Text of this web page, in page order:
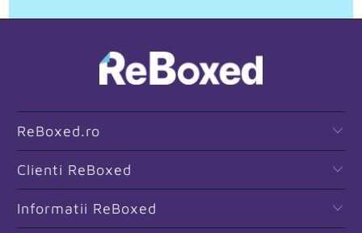
ReBoxed.ro
Clienti ReBoxed
Informatii ReBoxed